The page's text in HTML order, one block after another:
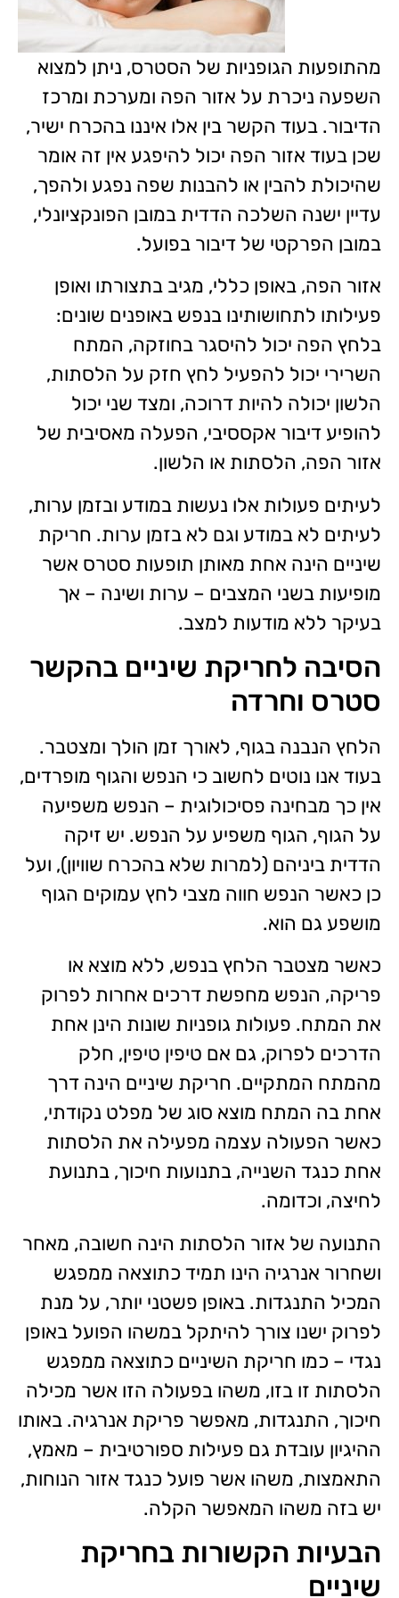
מהתופעות הגופניות של הסטרס, ניתן למצוא
השפעה ניכרת על אזור הפה ומערכת ומרכז
הדיבור. בעוד הקשר בין אלו איננו בהכרח ישיר,
שכן בעוד אזור הפה יכול להיפגע אין זה אומר
שהיכולת להבין או להבנות שפה נפגע ולהפך,
עדיין ישנה השלכה הדדית במובן הפונקציונלי,
במובן הפרקטי של דיבור בפועל.
אזור הפה, באופן כללי, מגיב בתצורתו ואופן
פעילותו לתחושותינו בנפש באופנים שונים:
בלחץ הפה יכול להיסגר בחוזקה, המתח
השרירי יכול להפעיל לחץ חזק על הלסתות,
הלשון יכולה להיות דרוכה, ומצד שני יכול
להופיע דיבור אקססיבי, הפעלה מאסיבית של
אזור הפה, הלסתות או הלשון.
לעיתים פעולות אלו נעשות במודע ובזמן ערות,
לעיתים לא במודע וגם לא בזמן ערות. חריקת
שיניים הינה אחת מאותן תופעות סטרס אשר
מופיעות בשני המצבים – ערות ושינה – אך
בעיקר ללא מודעות למצב.
הסיבה לחריקת שיניים בהקשר
סטרס וחרדה
הלחץ הנבנה בגוף, לאורך זמן הולך ומצטבר.
בעוד אנו נוטים לחשוב כי הנפש והגוף מופרדים,
אין כך מבחינה פסיכולוגית – הנפש משפיעה
על הגוף, הגוף משפיע על הנפש. יש זיקה
הדדית ביניהם (למרות שלא בהכרח שוויון), ועל
כן כאשר הנפש חווה מצבי לחץ עמוקים הגוף
מושפע גם הוא.
כאשר מצטבר הלחץ בנפש, ללא מוצא או
פריקה, הנפש מחפשת דרכים אחרות לפרוק
את המתח. פעולות גופניות שונות הינן אחת
הדרכים לפרוק, גם אם טיפין טיפין, חלק
מהמתח המתקיים. חריקת שיניים הינה דרך
אחת בה המתח מוצא סוג של מפלט נקודתי,
כאשר הפעולה עצמה מפעילה את הלסתות
אחת כנגד השנייה, בתנועות חיכוך, בתנועת
לחיצה, וכדומה.
התנועה של אזור הלסתות הינה חשובה, מאחר
ושחרור אנרגיה הינו תמיד כתוצאה ממפגש
המכיל התנגדות. באופן פשטני יותר, על מנת
לפרוק ישנו צורך להיתקל במשהו הפועל באופן
נגדי – כמו חריקת השיניים כתוצאה ממפגש
הלסתות זו בזו, משהו בפעולה הזו אשר מכילה
חיכוך, התנגדות, מאפשר פריקת אנרגיה. באותו
ההיגיון עובדת גם פעילות ספורטיבית – מאמץ,
התאמצות, משהו אשר פועל כנגד אזור הנוחות,
יש בזה משהו המאפשר הקלה.
הבעיות הקשורות בחריקת
שיניים